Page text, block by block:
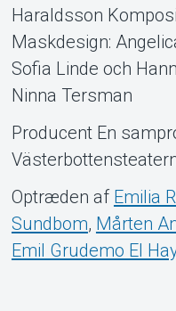
Haraldsson
Maskdesign:
Sofia Linde och
Ninna Tersman
Producent En
Optræden af Emilia
Sundbom, Mårten
Emil Grudemo El